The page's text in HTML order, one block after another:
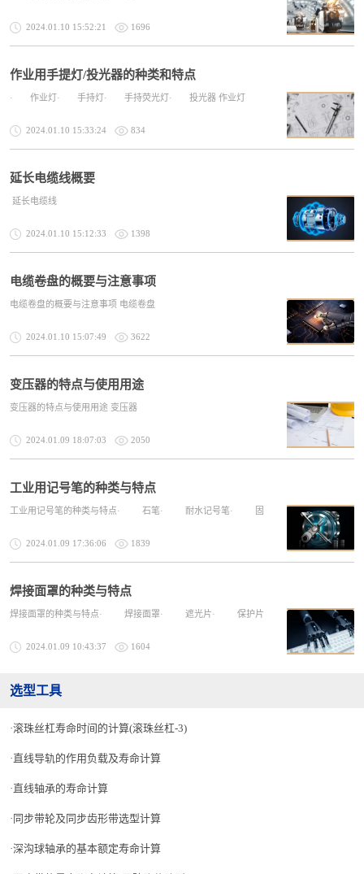
2024.01.10 15:52:21 1696
作业用手提灯/投光器的种类和特点
· 作业灯· 手持灯· 手持荧光灯· 投光器 作业灯
2024.01.10 15:33:24 834
延长电缆线概要
延长电缆线
2024.01.10 15:12:33 1398
电缆卷盘的概要与注意事项
电缆卷盘的概要与注意事项 电缆卷盘
2024.01.10 15:07:49 3622
变压器的特点与使用用途
变压器的特点与使用用途 变压器
2024.01.09 18:07:03 2050
工业用记号笔的种类与特点
工业用记号笔的种类与特点· 石笔· 耐水记号笔· 固
2024.01.09 17:36:06 1839
焊接面罩的种类与特点
焊接面罩的种类与特点· 焊接面罩· 遮光片· 保护片
2024.01.09 10:43:37 1604
选型工具
滚珠丝杠寿命时间的计算(滚珠丝杠-3)
直线导轨的作用负载及寿命计算
直线轴承的寿命计算
同步带轮及同步齿形带选型计算
深沟球轴承的基本额定寿命计算